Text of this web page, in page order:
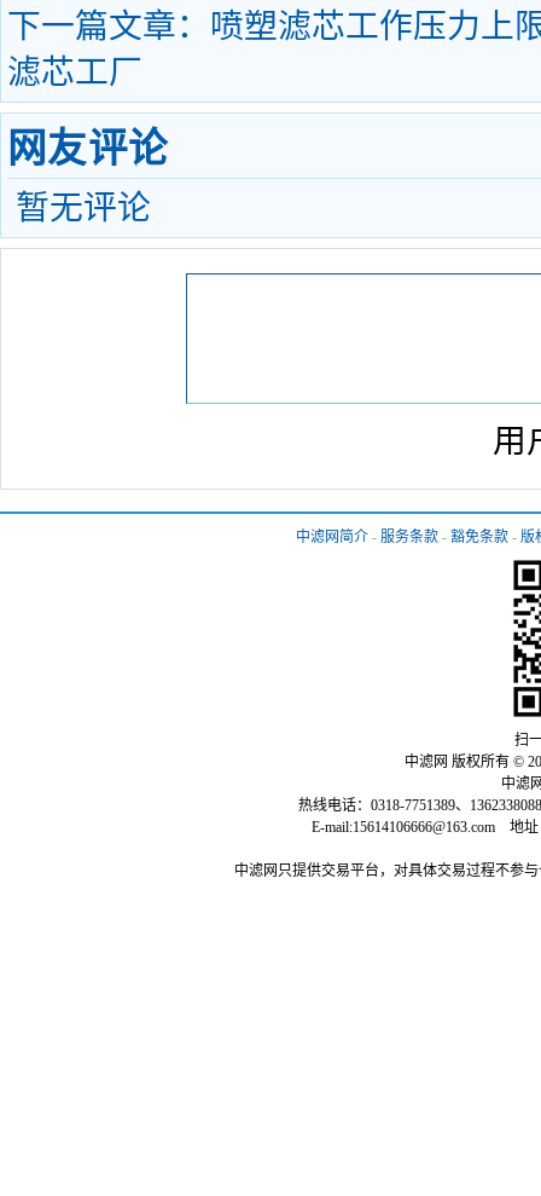
下一篇文章： 喷塑滤芯工作压力上
滤芯工厂
网友评论
暂无评论
用
中滤网简介 - 服务条款 - 豁免条款 - 版
扫
中滤网 版权所有 ©
中滤
热线电话：0318-7751389、
E-mail:15614106666@163.com 地
中滤网只提供交易平台，对具体交易过程不参